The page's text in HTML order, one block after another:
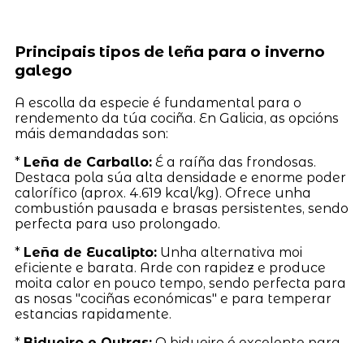
Principais tipos de leña para o inverno
galego
A escolla da especie é fundamental para o
rendemento da túa cociña. En Galicia, as opcións
máis demandadas son:
* Leña de Carballo:É a raíña das frondosas.
Destaca pola súa alta densidade e enorme poder
calorífico (aprox. 4.619 kcal/kg). Ofrece unha
combustión pausada e brasas persistentes, sendo
perfecta para uso prolongado.
* Leña de Eucalipto:Unha alternativa moi
eficiente e barata. Arde con rapidez e produce
moita calor en pouco tempo, sendo perfecta para
as nosas "cociñas económicas" e para temperar
estancias rapidamente.